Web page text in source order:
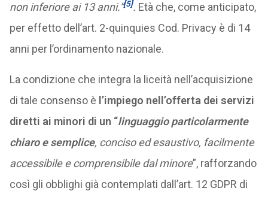
non inferiore ai 13 anni.”[5]. Età che, come anticipato,
per effetto dell’art. 2-quinquies Cod. Privacy è di 14
anni per l’ordinamento nazionale.
La condizione che integra la liceità nell’acquisizione
di tale consenso è l’impiego nell’offerta dei servizi
diretti ai minori di un “linguaggio particolarmente
chiaro e semplice, conciso ed esaustivo, facilmente
accessibile e comprensibile dal minore”, rafforzando
così gli obblighi già contemplati dall’art. 12 GDPR di